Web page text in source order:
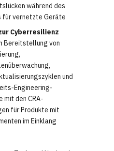
während des
für vernetzte Geräte
Cyberresilienz
Bereitstellung von
und
Engineering-
mit den CRA-
für Produkte mit
im Einklang